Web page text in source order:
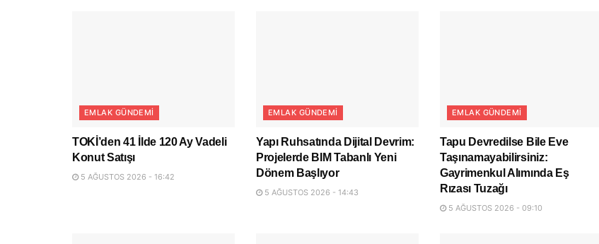
EMLAK GÜNDEMI
TOKİ’den 41 İlde 120 Ay Vadeli
Konut Satışı
5 AĞUSTOS 2026 - 16:42
EMLAK GÜNDEMI
Yapı Ruhsatında Dijital Devrim:
Projelerde BIM Tabanlı Yeni
Dönem Başlıyor
5 AĞUSTOS 2026 - 14:43
EMLAK GÜNDEMI
Tapu Devredilse Bile Eve
Taşınamayabilirsiniz:
Gayrimenkul Alımında Eş
Rızası Tuzağı
5 AĞUSTOS 2026 - 09:10